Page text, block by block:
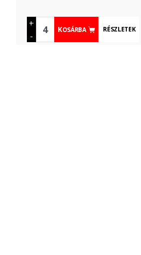
+
-
KOSÁRBA RÉSZLETEK